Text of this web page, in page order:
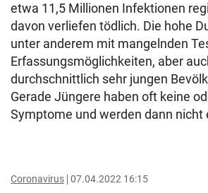
etwa 11,5 Millionen Infektionen
davon verliefen tödlich. Die hohe
unter anderem mit mangelnden
Erfassungsmöglichkeiten, aber
durchschnittlich sehr jungen
Gerade Jüngere haben oft keine
Symptome und werden dann nicht
Coronavirus 07.04.2022 16:15